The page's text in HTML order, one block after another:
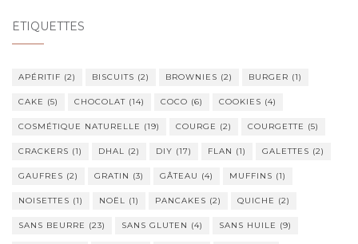
ÉTIQUETTES
APÉRITIF (2) BISCUITS (2) BROWNIES (2) BURGER (1)
CAKE (5) CHOCOLAT (14) COCO (6) COOKIES (4)
COSMÉTIQUE NATURELLE (19) COURGE (2) COURGETTE (5)
CRACKERS (1) DHAL (2) DIY (17) FLAN (1) GALETTES (2)
GAUFRES (2) GRATIN (3) GÂTEAU (4) MUFFINS (1)
NOISETTES (1) NOËL (1) PANCAKES (2) QUICHE (2)
SANS BEURRE (23) SANS GLUTEN (4) SANS HUILE (9)